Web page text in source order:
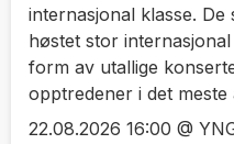
internasjonal klasse.
høstet stor
form av utallige
opptredener i det meste
22.08.2026 16:00 @